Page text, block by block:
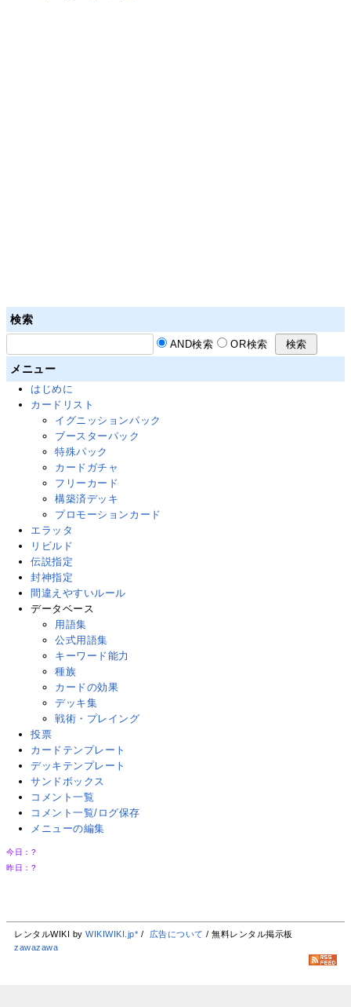
検索
AND検索 OR検索
メニュー
はじめに
カードリスト
イグニッションパック
ブースターパック
特殊パック
カードガチャ
フリーカード
構築済デッキ
プロモーションカード
エラッタ
リビルド
伝説指定
封神指定
間違えやすいルール
データベース
用語集
公式用語集
キーワード能力
種族
カードの効果
デッキ集
戦術・プレイング
投票
カードテンプレート
デッキテンプレート
サンドボックス
コメント一覧
コメント一覧/ログ保存
メニューの編集
今日： ?
昨日： ?
レンタルWIKI byWIKIWIKI.jp* / 広告について / 無料レンタル掲示板
zawazawa